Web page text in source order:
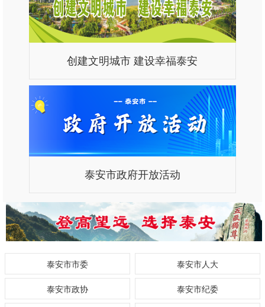
创建文明城市 建设幸福泰安
泰安市政府开放活动
泰安市市委 泰安市人大
泰安市政协 泰安市纪委